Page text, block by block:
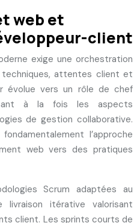
web et
client
exige une orchestration
attentes client et
évolue vers un rôle de chef
à la fois les aspects
de gestion collaborative.
l’approche
web vers des pratiques
Scrum adaptées au
itérative valorisant
client. Les sprints courts de